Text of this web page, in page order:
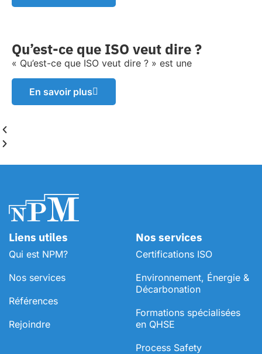
Qu’est-ce que ISO veut dire ?
« Qu’est-ce que ISO veut dire ? » est une
En savoir plus
Liens utiles
Qui est NPM?
Nos services
Références
Rejoindre
Nos services
Certifications ISO
Environnement, Énergie &
Décarbonation
⁠Formations spécialisées
en QHSE
Process Safety